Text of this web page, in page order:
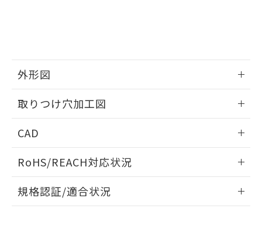
外形図
取りつけ穴加工図
CAD
ドすることができます。
ログイン/会員登録
RoHS/REACH対応状況
EU RoHS 注意事項・凡例
規格認証/適合状況
品・サービスに関するお客様との取
の共同利用に関して"
用者の範囲」に記載されている法人を
EU RoHS指令（10物質）の非含有証明書
51物質の非含有証明書（当社基準）
※本証明書は発行日時点で非含有を証明す
物質の対応では、対応完了までの期間は出
荷製品に未対応品が混在することから備考
欄に対応日を記載しておりました。
既に当社にて対応品への在庫切替を完了